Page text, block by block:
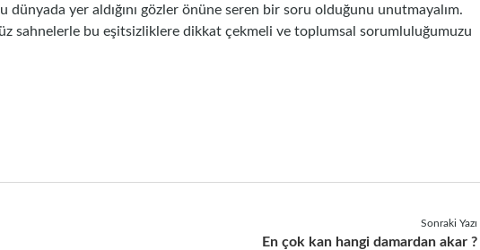
yer aldığını gözler önüne seren bir soru olduğunu unutmayalım.
sahnelerle bu eşitsizliklere dikkat çekmeli ve toplumsal sorumluluğumuzu
Sonraki Yazı
En çok kan hangi damardan akar ?